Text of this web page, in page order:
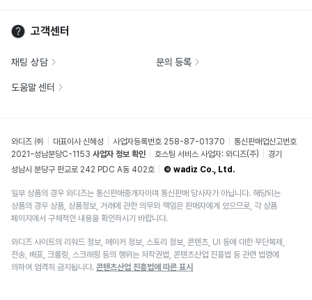
고객센터
채팅 상담 문의 등록
도움말 센터
와디즈 ㈜ 대표이사 신혜성 사업자등록번호 258-87-01370
통신판매업신고번호
2021-성남분당C-1153 사업자 정보 확인 호스팅 서비스 사업자: 와디즈(주)
경기
성남시 분당구 판교로 242 PDC A동 402호
© wadiz Co., Ltd.
일부 상품의 경우 와디즈는 통신판매중개자이며 통신판매 당사자가 아닙니다. 해당되는
상품의 경우 상품, 상품정보, 거래에 관한 의무와 책임은 판매자에게 있으므로, 각 상품
페이지에서 구체적인 내용을 확인하시기 바랍니다.
와디즈 사이트의 리워드 정보, 메이커 정보, 스토리 정보, 콘텐츠, UI 등에 대한 무단복제,
전송, 배포, 크롤링, 스크래핑 등의 행위는 저작권법, 콘텐츠산업 진흥법 등 관련 법령에
의하여 엄격히 금지됩니다. 콘텐츠산업 진흥법에 따른 표시